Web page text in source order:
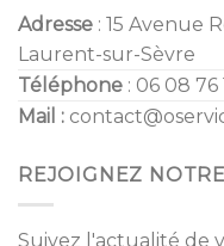
Adresse : 15 Avenue
Laurent-sur-Sèvre
Téléphone : 06 08 76
Mail :
REJOIGNEZ
Suivez l'actualité de